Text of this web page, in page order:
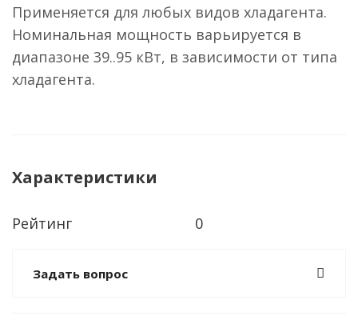
Применяется для любых видов хладагента.
Номинальная мощность варьируется в
диапазоне 39..95 кВт, в зависимости от типа
хладагента.
Характеристики
Рейтинг 0
Задать вопрос